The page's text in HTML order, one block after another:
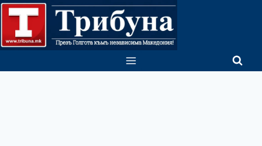
Skip
content